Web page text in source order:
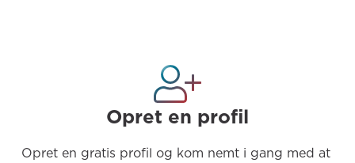
Opret en profil
Opret en gratis profil og kom nemt i gang med at